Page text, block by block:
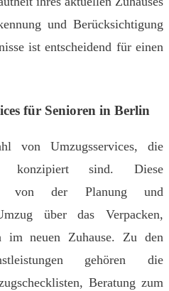
und Berücksichtigung
ist entscheidend für einen
für Senioren in Berlin
von Umzugsservices, die
konzipiert sind. Diese
von der Planung und
über das Verpacken,
im neuen Zuhause. Zu den
gehören die
Beratung zum